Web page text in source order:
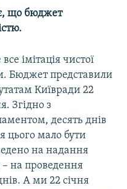
що бюджет
імітація чистої
Бюджет представили
Київради 22
Згідно з
десять днів
цього мало бути
на надання
– на проведення
А ми 22 січня